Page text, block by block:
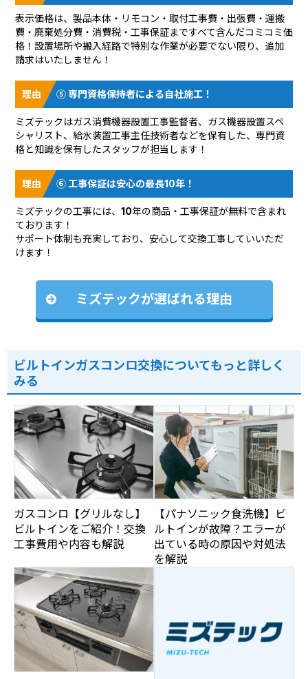
表示価格は、製品本体・リモコン・取付工事費・出張費・運搬
費・廃棄処分費・消費税・工事保証まですべて含んだコミコミ価
格！設置場所や搬入経路で特別な作業が必要でない限り、追加
請求はいたしません！
⑤ 専門資格保持者による自社施工！
ミズテックはガス消費機器設置工事監督者、ガス機器設置スペ
シャリスト、給水装置工事主任技術者などを保有した、専門資
格と知識を保有したスタッフが担当します！
⑥ 工事保証は安心の最長10年！
ミズテックの工事には、10年の商品・工事保証が無料で含まれ
ております！
サポート体制も充実しており、安心して交換工事していいただ
けます！
ミズテックが選ばれる理由
ビルトインガスコンロ交換についてもっと詳しく
みる
ガスコンロ【グリルなし】
ビルトインをご紹介！交換
工事費用や内容も解説
【パナソニック食洗機】ビ
ルトインが故障？エラーが
出ている時の原因や対処法
を解説